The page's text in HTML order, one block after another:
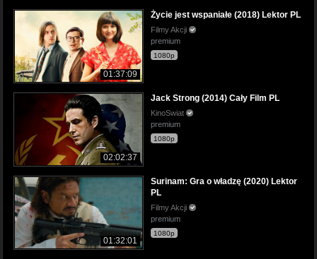
01:37:09
Życie jest wspaniałe (2018) Lektor PL
Filmy Akcji
premium
1080p
02:02:37
Jack Strong (2014) Cały Film PL
KinoSwiat
premium
1080p
01:32:01
Surinam: Gra o władzę (2020) Lektor
PL
Filmy Akcji
premium
1080p